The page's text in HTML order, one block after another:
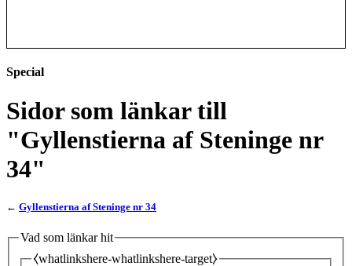
Special
Sidor som länkar till
"Gyllenstierna af Steninge nr
34"
← Gyllenstierna af Steninge nr 34
Vad som länkar hit
⧼whatlinkshere-whatlinkshere-target⧽